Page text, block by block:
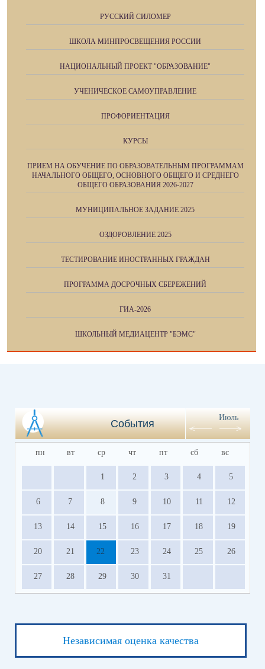
РУССКИЙ СИЛОМЕР
ШКОЛА МИНПРОСВЕЩЕНИЯ РОССИИ
НАЦИОНАЛЬНЫЙ ПРОЕКТ "ОБРАЗОВАНИЕ"
УЧЕНИЧЕСКОЕ САМОУПРАВЛЕНИЕ
ПРОФОРИЕНТАЦИЯ
КУРСЫ
ПРИЕМ НА ОБУЧЕНИЕ ПО ОБРАЗОВАТЕЛЬНЫМ ПРОГРАММАМ
НАЧАЛЬНОГО ОБЩЕГО, ОСНОВНОГО ОБЩЕГО И СРЕДНЕГО
ОБЩЕГО ОБРАЗОВАНИЯ 2026-2027
МУНИЦИПАЛЬНОЕ ЗАДАНИЕ 2025
ОЗДОРОВЛЕНИЕ 2025
ТЕСТИРОВАНИЕ ИНОСТРАННЫХ ГРАЖДАН
ПРОГРАММА ДОСРОЧНЫХ СБЕРЕЖЕНИЙ
ГИА-2026
ШКОЛЬНЫЙ МЕДИАЦЕНТР "БЭМС"
События
Июль
пн вт ср чт пт сб вс
1 2 3 4 5
6 7 8 9 10 11 12
13 14 15 16 17 18 19
20 21 22 23 24 25 26
27 28 29 30 31
Независимая оценка качества